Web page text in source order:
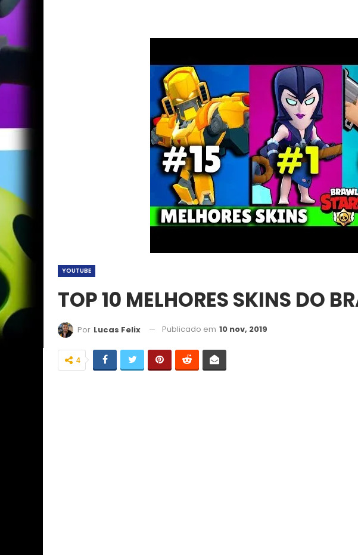
YOUTUBE
TOP 10 MELHORES SKINS DO
Por Lucas Felix Publicado em 10 nov, 2019
4